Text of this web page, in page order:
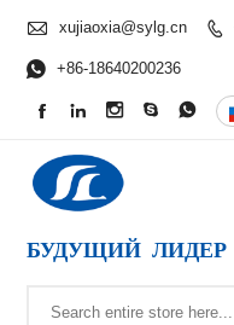
 xujiaoxia@sylg.cn 
 +86-18640200236
    
БУДУЩИЙ